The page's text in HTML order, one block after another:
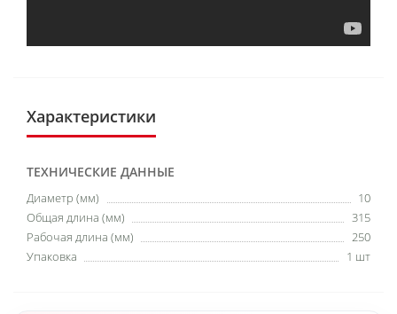
Характеристики
ТЕХНИЧЕСКИЕ ДАННЫЕ
Диаметр (мм)
10
Общая длина (мм)
315
Рабочая длина (мм)
250
Упаковка
1 шт